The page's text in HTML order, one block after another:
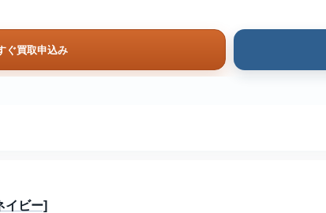
ぐ買取申込み
イビー]